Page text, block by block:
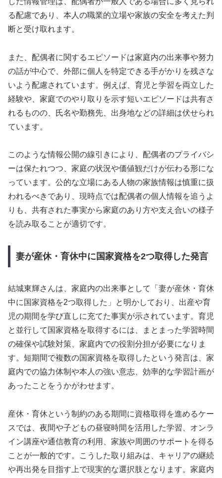
る配慮であり、本人の職業的立場や家族の安全を考えた判
断と受け取れます。
また、配偶者に関するエピソードは家庭内の出来事や努力
の話が中心で、外部に個人を特定できる手がかりを残さな
いよう配慮されています。例えば、育児と学習を両立した
経験や、家庭でのやり取りを示す短いエピソードは共有さ
れるものの、氏名や勤務先、出身地などの詳細は伏せられ
ています。
このような情報公開の線引きにより、配偶者のプライバシ
ーは保たれつつ、家庭の状況や価値観だけが伝わる形にな
っています。公的な立場にある人物の家族情報は慎重に扱
われるべきであり、現時点では配偶者の個人情報を追うよ
りも、共有された事実から家庭のあり方や支え合いの様子
を読み取ることが適切です。
妻が産休・育休中に国家資格を2つ取得した発言
結城東輝さんは、家庭内の出来事として「妻が産休・育休
中に国家資格を2つ取得した」と明かしており、出産や育
児の期間を学び直しに充てた事実が示されています。育児
と並行して国家資格を取得するには、まとまった学習時間
の確保や試験対策、家庭内での役割分担が必要になりま
す。短期間で複数の国家資格を取得したという発言は、家
庭内での協力体制や本人の強い意志、効率的な学習計画が
あったことをうかがわせます。
産休・育休という制約のある期間に資格取得を進めるケー
スでは、夜間や子どもの昼寝時間を活用した学習、オンラ
イン講座や通信教育の利用、家族や周囲のサポートを得る
ことが一般的です。こうした取り組みは、キャリアの継続
や再出発を目指す上で現実的な選択肢となります。家庭内